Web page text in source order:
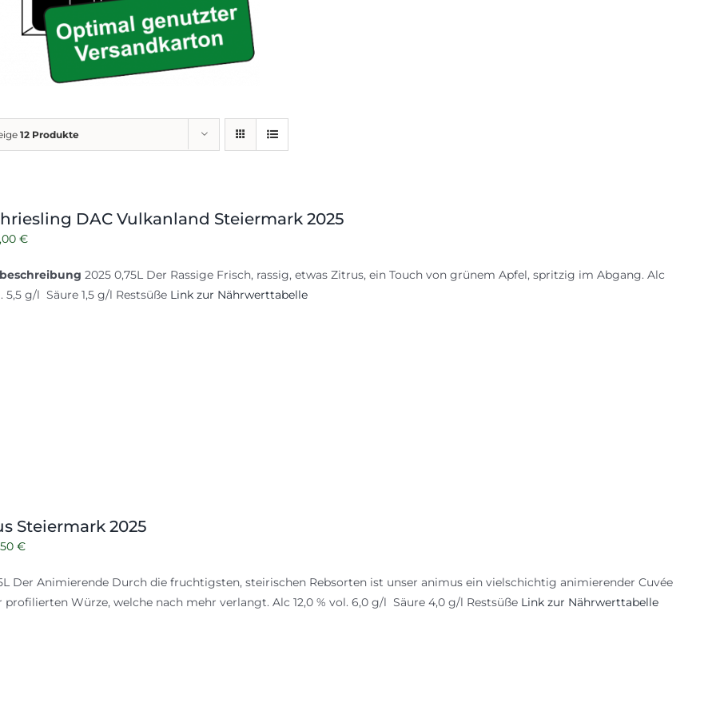
12 Produkte
DAC Vulkanland Steiermark 2025
€
€Aktueller
ist:
8,00 €.
2025 0,75L Der Rassige Frisch, rassig, etwas Zitrus, ein Touch von grünem Apfel, spritzig im Abgang. Alc
5,5 g/l Säure 1,5 g/l Restsüße Link zur Nährwerttabelle
Steiermark 2025
€
€Aktueller
ist:
8,50 €.
Der Animierende Durch die fruchtigsten, steirischen Rebsorten ist unser animus ein vielschichtig animierender Cuvée
profilierten Würze, welche nach mehr verlangt. Alc 12,0 % vol. 6,0 g/l Säure 4,0 g/l Restsüße Link zur Nährwerttabelle